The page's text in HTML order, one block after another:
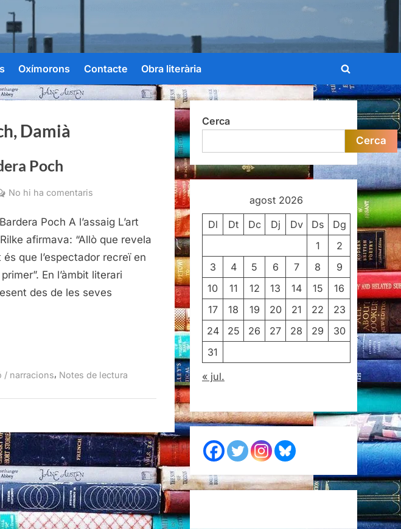
Oxímorons Contacte Obra literària
Toggle
search
form
Damià
Poch
No hi ha comentaris
animal,
Damià
Bardera
Poch A l’assaig L’art
afirmava: “Allò que revela
que l’espectador recreï en
En l’àmbit literari
des de les seves
/ narracions, Notes de lectura
Cerca
Cerca
agost 2026
Dl Dt Dc Dj Dv Ds
Dg
1
2
3
4 5 6 7 8
9
10
11 12 13 14 15
16
17
18 19 20 21 22
23
24
25 26 27 28 29
30
31
« jul.